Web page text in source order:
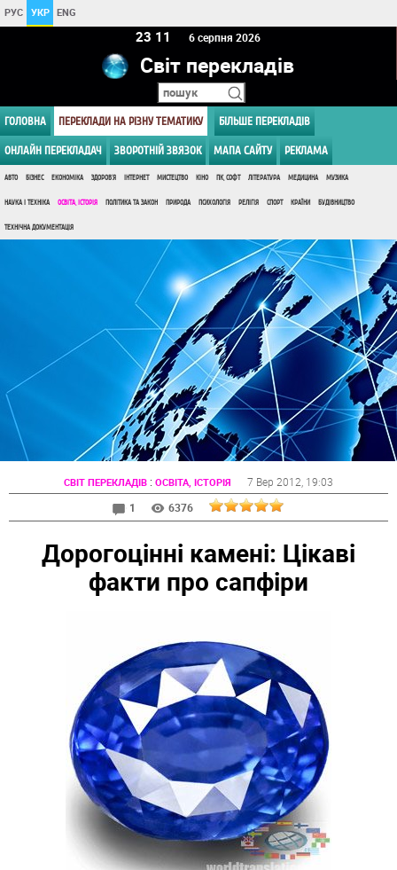
РУС УКР ENG
23:11 6 серпня 2026
Світ перекладів
ГОЛОВНА ПЕРЕКЛАДИ НА РІЗНУ ТЕМАТИКУ БІЛЬШЕ ПЕРЕКЛАДІВ
ОНЛАЙН ПЕРЕКЛАДАЧ ЗВОРОТНІЙ ЗВЯЗОК МАПА САЙТУ РЕКЛАМА
АВТО БІЗНЕС ЕКОНОМІКА ЗДОРОВ'Я ІНТЕРНЕТ МИСТЕЦТВО КІНО ПК, СОФТ ЛІТЕРАТУРА МЕДИЦИНА МУЗИКА
НАУКА І ТЕХНІКА ОСВІТА, ІСТОРІЯ ПОЛІТИКА ТА ЗАКОН ПРИРОДА ПСИХОЛОГІЯ РЕЛІГІЯ СПОРТ КРАЇНИ БУДІВНИЦТВО
ТЕХНІЧНА ДОКУМЕНТАЦІЯ
СВІТ ПЕРЕКЛАДІВ : ОСВІТА, ІСТОРІЯ 7 Вер 2012 , 19:03
1
6376
Дорогоцінні камені: Цікаві
факти про сапфіри